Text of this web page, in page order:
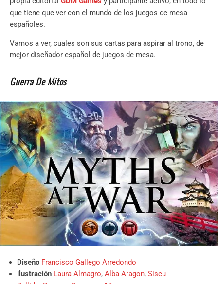
que tiene que ver con el mundo de los juegos de mesa
españoles.
Vamos a ver, cuales son sus cartas para aspirar al trono, de
mejor diseñador español de juegos de mesa.
Guerra De Mitos
Diseño Francisco Gallego Arredondo
Ilustración Laura Almagro, Alba Aragon, Siscu